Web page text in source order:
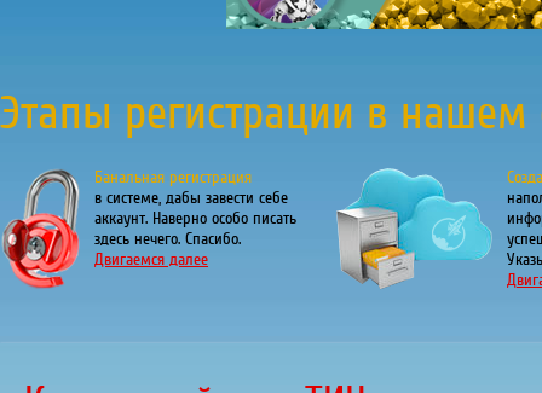
Этапы регистрации в нашем
Банальная регистрация
в системе, дабы завести себе
аккаунт. Наверно особо писать
здесь нечего. Спасибо.
Двигаемся далее